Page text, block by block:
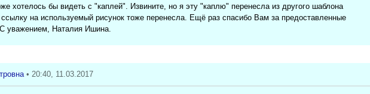
хотелось бы видеть с "каплей". Извините, но я эту "каплю" перенесла из другого шаблона
на используемый рисунок тоже перенесла. Ещё раз спасибо Вам за предоставленные
уважением, Наталия Ишина.
• 20:40, 11.03.2017